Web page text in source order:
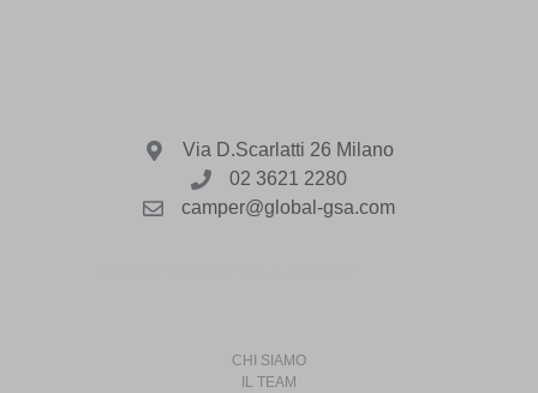
Via D.Scarlatti 26 Milano
02 3621 2280
camper@global-gsa.com
CHI SIAMO
IL TEAM